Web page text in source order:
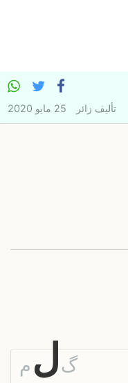
تأليف زائر 25 مايو 2020
گل م